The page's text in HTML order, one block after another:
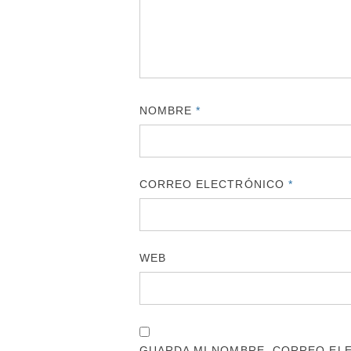
NOMBRE*
CORREO ELECTRÓNICO *
WEB